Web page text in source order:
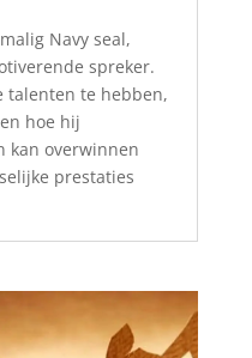
Navy seal,
spreker.
talenten te hebben,
hoe hij
kan overwinnen
prestaties